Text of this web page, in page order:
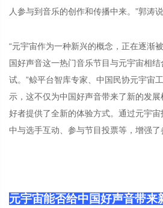
人参与到音乐的创作和传播中来。”郭涛说
“元宇宙作为一种新兴的概念，正在逐渐
国好声音这一热门音乐节目与元宇宙相
试。”鲸平台智库专家、中国民协元宇宙
示，这不仅为中国好声音带来了新的发
好者提供了全新的体验方式。通过元宇
中与选手互动、参与节目投票等，增强了
元宇宙能否给中国好声音带来